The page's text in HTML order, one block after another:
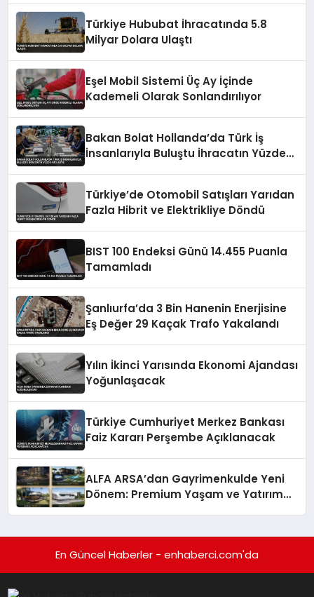
Türkiye Hububat İhracatında 5.8
Milyar Dolara Ulaştı
Eşel Mobil Sistemi Üç Ay İçinde
Kademeli Olarak Sonlandırılıyor
Bakan Bolat Hollanda’da Türk İş
İnsanlarıyla Buluştu İhracatın Yüzde
Türkiye’de Otomobil Satışları Yarıdan
Fazla Hibrit ve Elektrikliye Döndü
BIST 100 Endeksi Günü 14.455 Puanla
Tamamladı
Şanlıurfa’da 3 Bin Hanenin Enerjisine
Eş Değer 29 Kaçak Trafo Yakalandı
Yılın İkinci Yarısında Ekonomi Ajandası
Yoğunlaşacak
Türkiye Cumhuriyet Merkez Bankası
Faiz Kararı Perşembe Açıklanacak
ALFA ARSA’dan Gayrimenkulde Yeni
Dönem: Premium Yaşam ve Yatırım
En Güncel Haberler - enhaberci.com'da